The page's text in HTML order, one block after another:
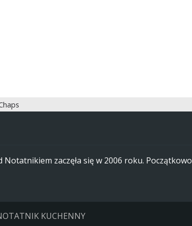
Notatnikiem zaczęła się w 2006 roku. Początkowo
KUCHENNY